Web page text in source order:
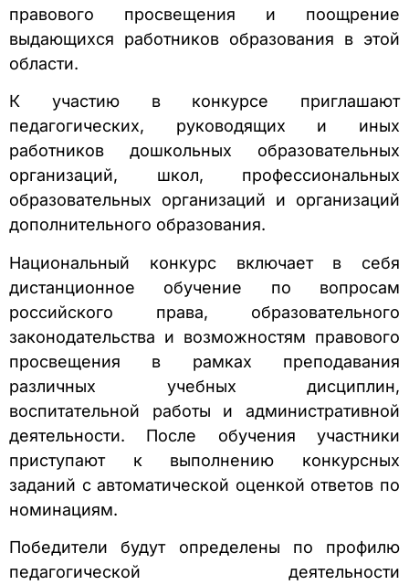
правового просвещения и поощрение
выдающихся работников образования в этой
области.
К участию в конкурсе приглашают
педагогических, руководящих и иных
работников дошкольных образовательных
организаций, школ, профессиональных
образовательных организаций и организаций
дополнительного образования.
Национальный конкурс включает в себя
дистанционное обучение по вопросам
российского права, образовательного
законодательства и возможностям правового
просвещения в рамках преподавания
различных учебных дисциплин,
воспитательной работы и административной
деятельности. После обучения участники
приступают к выполнению конкурсных
заданий с автоматической оценкой ответов по
номинациям.
Победители будут определены по профилю
педагогической деятельности